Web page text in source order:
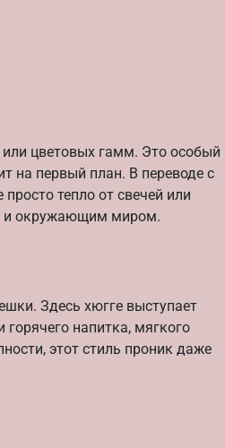
или цветовых гамм. Это особый
на первый план. В переводе с
тепло от свечей или
и окружающим миром.
Здесь хюгге выступает
напитка, мягкого
этот стиль проник даже